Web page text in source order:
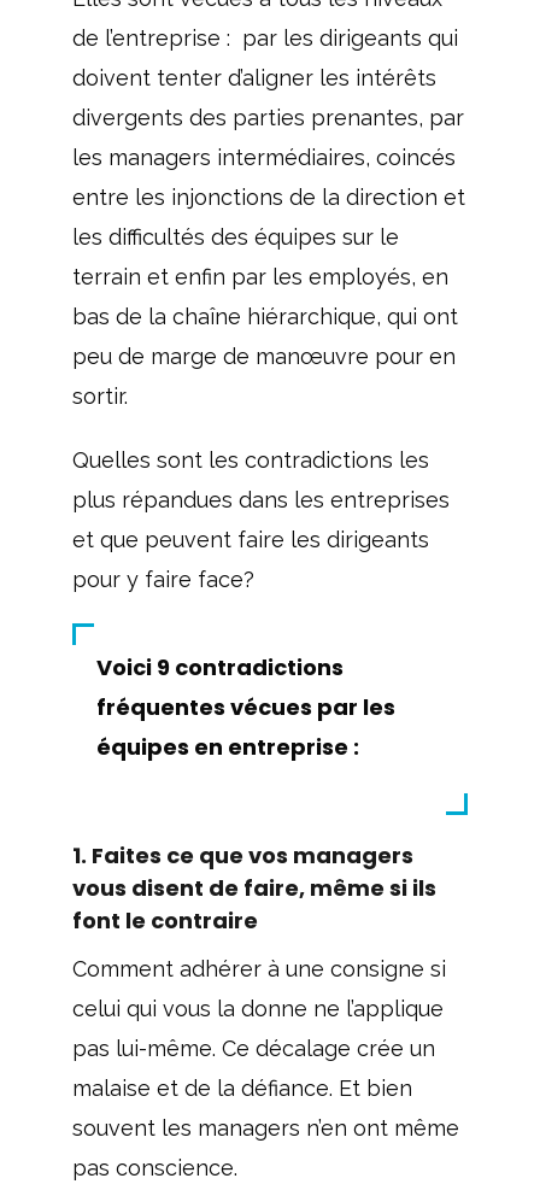
de l’entreprise : par les dirigeants qui
doivent tenter d’aligner les intérêts
divergents des parties prenantes, par
les managers intermédiaires, coincés
entre les injonctions de la direction et
les difficultés des équipes sur le
terrain et enfin par les employés, en
bas de la chaîne hiérarchique, qui ont
peu de marge de manœuvre pour en
sortir.
Quelles sont les contradictions les
plus répandues dans les entreprises
et que peuvent faire les dirigeants
pour y faire face?
Voici 9 contradictions
fréquentes vécues par les
équipes en entreprise :
1. Faites ce que vos managers
vous disent de faire, même si ils
font le contraire
Comment adhérer à une consigne si
celui qui vous la donne ne l’applique
pas lui-même. Ce décalage crée un
malaise et de la défiance. Et bien
souvent les managers n’en ont même
pas conscience.